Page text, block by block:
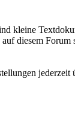
kleine
diesem Forum